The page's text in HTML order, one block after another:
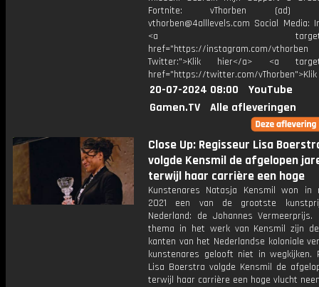
Fortnite: vThorben (ad)
vthorben@4alllevels.com Social Media:
<a
href="https://instagram.com/vthorben
Twitter:">Klik hier</a> <a
href="https://twitter.com/
20-07-2024 08:00
YouTube
Gamen.TV
Alle afleveringen
Close Up: Regisseur Lisa
volgde Kensmil de afgelopen
terwijl haar carrière een hoge
Kunstenares Natasja Kensmil won in
2021 een van de grootste
Nederland: de Johannes Vermeerprijs.
thema in het werk van Kensmil zijn
kanten van het Nederlandse koloniale
kunstenares gelooft niet in wegkijken.
Lisa Boerstra volgde Kensmil de
terwijl haar carrière een hoge vlucht